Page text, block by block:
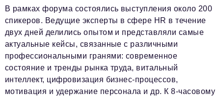
В рамках форума состоялись выступления около 200
спикеров. Ведущие эксперты в сфере HR в течение
двух дней делились опытом и представляли самые
актуальные кейсы, связанные с различными
профессиональными гранями: современное
состояние и тренды рынка труда, витальный
интеллект, цифровизация бизнес-процессов,
мотивация и удержание персонала и др. К 8-часовому